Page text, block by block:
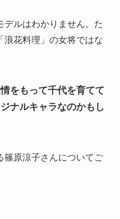
デルはわかりません。た
浪花料理」の女将ではな
をもって千代を育てて
ナルキャラなのかもし
篠原涼子さんについてご